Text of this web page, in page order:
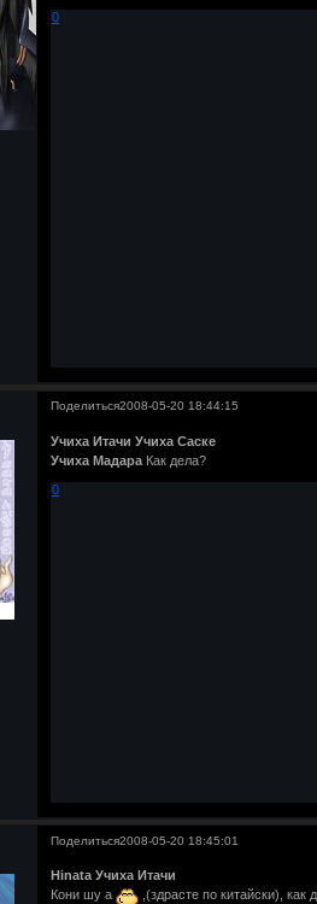
0
Поделиться2008-05-20 18:44:15
Учиха Итачи Учиха Саске
Учиха Мадара Как дела?
0
Поделиться2008-05-20 18:45:01
Hinata Учиха Итачи
Кони шу а
,(здрасте по китайски), как